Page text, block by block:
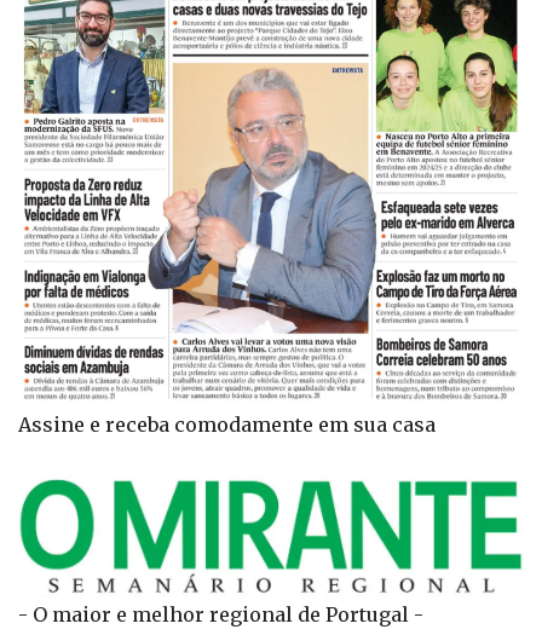
Assine e receba comodamente em sua casa
- O maior e melhor regional de Portugal -